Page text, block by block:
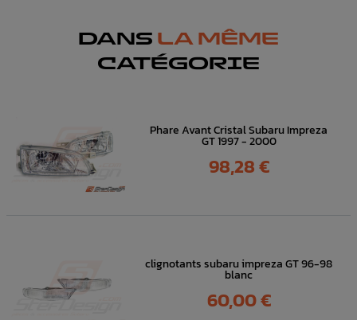
DANS LA MÊME
CATÉGORIE
Phare Avant Cristal Subaru Impreza
GT 1997 - 2000
Prix
98,28 €
clignotants subaru impreza GT 96-98
blanc
Prix
60,00 €